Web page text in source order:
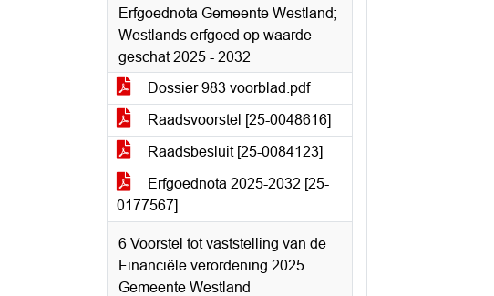
Erfgoednota Gemeente Westland;
Westlands erfgoed op waarde
geschat 2025 - 2032
Dossier 983 voorblad.pdf
Raadsvoorstel [25-0048616]
Raadsbesluit [25-0084123]
Erfgoednota 2025-2032 [25-
0177567]
6 Voorstel tot vaststelling van de
Financiële verordening 2025
Gemeente Westland